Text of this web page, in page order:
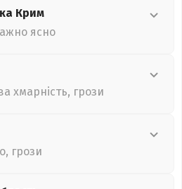
Крим
ясно
хмарність, грози
грози